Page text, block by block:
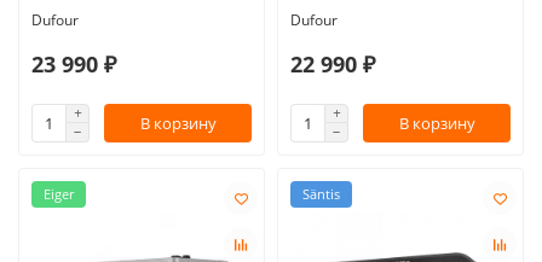
Dufour
23 990 ₽
В корзину
Dufour
22 990 ₽
В корзину
Eiger Säntis